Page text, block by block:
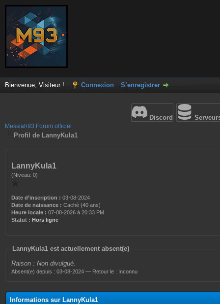
Bienvenue, Visiteur ! Connexion S’enregistrer
Discord
Messiah93 Forum officiel
Profil de LannyKula1
LannyKula1
(Niveau: 0)
Date d’inscription : 03-08-2024
Date de naissance : Caché (40 ans)
Heure locale : 07-08-2026 à 20:33 PM
Statut : Hors ligne
LannyKula1 est actuellement absent(e)
Raison : Non divulgué.
Absent(e) depuis : 03-08-2024 — Retour le : Inconnu
Informations sur LannyKula1